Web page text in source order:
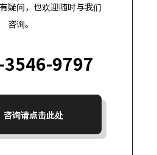
疑问，也欢迎随时与我们
咨询。
3546-9797​
咨询请点击此处